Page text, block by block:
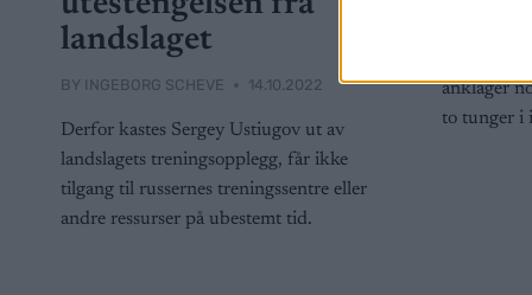
landslaget
BY INGEBORG SCHEVE 14.10.2022
Derfor kastes Sergey Ustiugov ut av
landslagets treningsopplegg, får ikke
tilgang til russernes treningssentre eller
andre ressurser på ubestemt tid.
anklager
to tunger i